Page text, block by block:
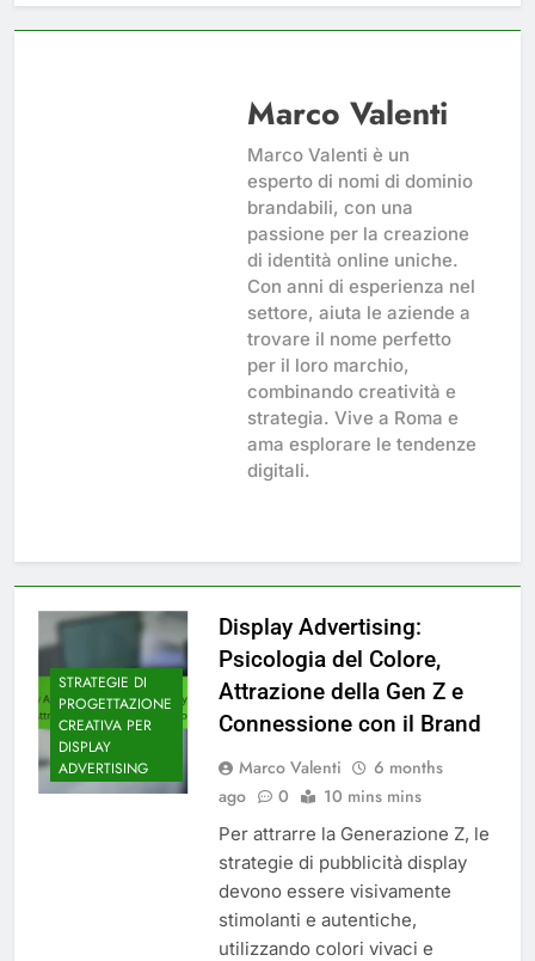
Marco Valenti
Marco Valenti è un
esperto di nomi di dominio
brandabili, con una
passione per la creazione
di identità online uniche.
Con anni di esperienza nel
settore, aiuta le aziende a
trovare il nome perfetto
per il loro marchio,
combinando creatività e
strategia. Vive a Roma e
ama esplorare le tendenze
digitali.
STRATEGIE DI
PROGETTAZIONE
CREATIVA PER
DISPLAY
ADVERTISING
Display Advertising:
Psicologia del Colore,
Attrazione della Gen Z e
Connessione con il Brand
Marco Valenti
6 months
ago
0 10 mins mins
Per attrarre la Generazione Z, le
strategie di pubblicità display
devono essere visivamente
stimolanti e autentiche,
utilizzando colori vivaci e